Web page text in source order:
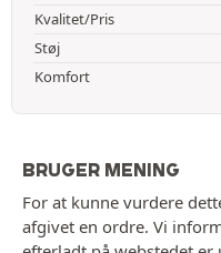
Kvalitet/Pris
Støj
Komfort
BRUGER MENING
For at kunne vurdere
afgivet en ordre. Vi